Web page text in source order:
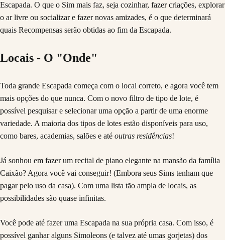
Escapada. O que o Sim mais faz, seja cozinhar, fazer criações, explorar
o ar livre ou socializar e fazer novas amizades, é o que determinará
quais Recompensas serão obtidas ao fim da Escapada.
Locais - O "Onde"
Toda grande Escapada começa com o local correto, e agora você tem
mais opções do que nunca. Com o novo filtro de tipo de lote, é
possível pesquisar e selecionar uma opção a partir de uma enorme
variedade. A maioria dos tipos de lotes estão disponíveis para uso,
como bares, academias, salões e até outras residências!
Já sonhou em fazer um recital de piano elegante na mansão da família
Caixão? Agora você vai conseguir! (Embora seus Sims tenham que
pagar pelo uso da casa). Com uma lista tão ampla de locais, as
possibilidades são quase infinitas.
Você pode até fazer uma Escapada na sua própria casa. Com isso, é
possível ganhar alguns Simoleons (e talvez até umas gorjetas) dos